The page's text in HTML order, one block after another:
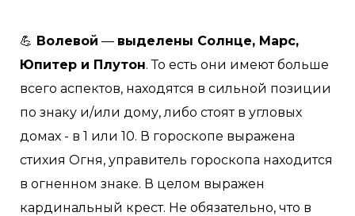
💪 Волевой — выделены Солнце, Марс,
Юпитер и Плутон. То есть они имеют больше
всего аспектов, находятся в сильной позиции
по знаку и/или дому, либо стоят в угловых
домах - в 1 или 10. В гороскопе выражена
стихия Огня, управитель гороскопа находится
в огненном знаке. В целом выражен
кардинальный крест. Не обязательно, что в